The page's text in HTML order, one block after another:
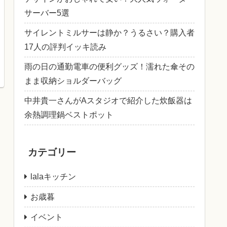
サーバー5選
サイレントミルサーは静か？うるさい？購入者
17人の評判イッキ読み
雨の日の通勤電車の便利グッズ！濡れた傘その
まま収納ショルダーバッグ
中井貴一さんがAスタジオで紹介した炊飯器は
余熱調理鍋ベストポット
カテゴリー
lalaキッチン
お歳暮
イベント